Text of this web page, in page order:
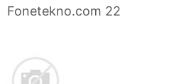
Fonetekno.com 22